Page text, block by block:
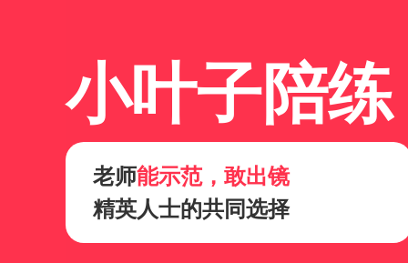
小叶子陪练
老师能示范，敢出镜
精英人士的共同选择